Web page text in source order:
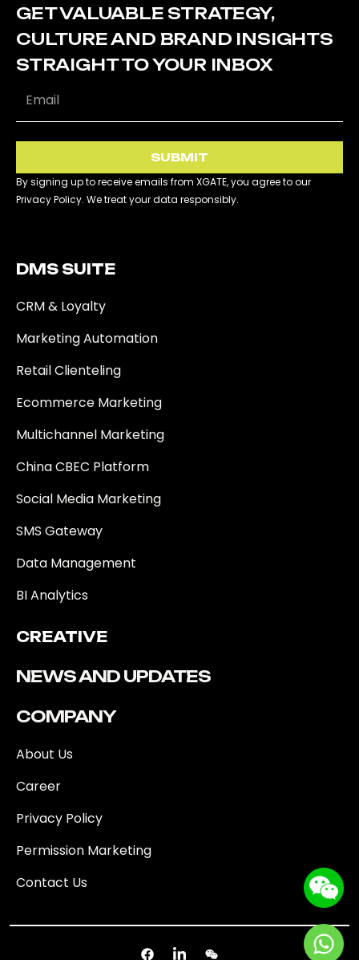
GET VALUABLE STRATEGY,
CULTURE AND BRAND INSIGHTS
STRAIGHT TO YOUR INBOX
SUBMIT
By signing up to receive emails from XGATE, you agree to our
Privacy Policy. We treat your data responsibly.
DMS SUITE​
CRM & Loyalty
Marketing Automation
Retail Clienteling
Ecommerce Marketing
Multichannel Marketing
China CBEC Platform
Social Media Marketing
SMS Gateway
Data Management
BI Analytics
CREATIVE
NEWS AND UPDATES
COMPANY
About Us
Career
Privacy Policy
Permission Marketing
Contact Us